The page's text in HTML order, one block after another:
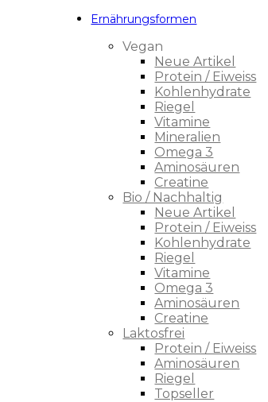
Ernährungsformen
Vegan
Neue Artikel
Protein / Eiweiss
Kohlenhydrate
Riegel
Vitamine
Mineralien
Omega 3
Aminosäuren
Creatine
Bio / Nachhaltig
Neue Artikel
Protein / Eiweiss
Kohlenhydrate
Riegel
Vitamine
Omega 3
Aminosäuren
Creatine
Laktosfrei
Protein / Eiweiss
Aminosäuren
Riegel
Topseller